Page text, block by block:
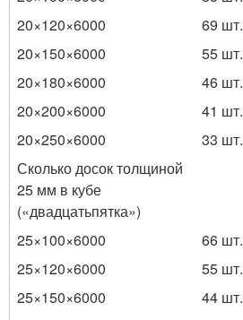
20×120×6000
69 шт.
20×150×6000
55 шт.
20×180×6000
46 шт.
20×200×6000
41 шт.
20×250×6000
33 шт.
Сколько досок толщиной
25 мм в кубе
(«двадцатьпятка»)
25×100×6000
66 шт.
25×120×6000
55 шт.
25×150×6000
44 шт.